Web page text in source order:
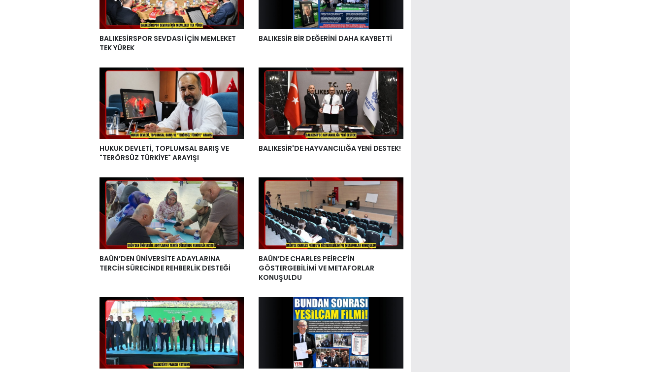
BALIKESİRSPOR SEVDASI İÇİN MEMLEKET
TEK YÜREK
BALIKESİR BİR DEĞERİNİ DAHA KAYBETTİ
HUKUK DEVLETİ, TOPLUMSAL BARIŞ VE
"TERÖRSÜZ TÜRKİYE" ARAYIŞI
BALIKESİR'DE HAYVANCILIĞA YENİ DESTEK!
BAÜN’DEN ÜNİVERSİTE ADAYLARINA
TERCİH SÜRECİNDE REHBERLİK DESTEĞİ
BAÜN’DE CHARLES PEİRCE’İN
GÖSTERGEBİLİMİ VE METAFORLAR
KONUŞULDU